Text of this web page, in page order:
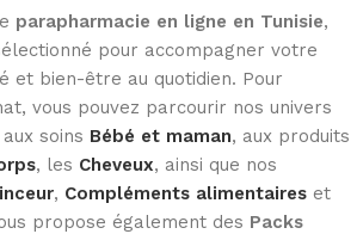
parapharmacie en ligne en Tunisie,
pour accompagner votre
et bien-être au quotidien. Pour
vous pouvez parcourir nos univers
aux soins Bébé et maman, aux produits
, les Cheveux, ainsi que nos
, Compléments alimentaires et
propose également des Packs